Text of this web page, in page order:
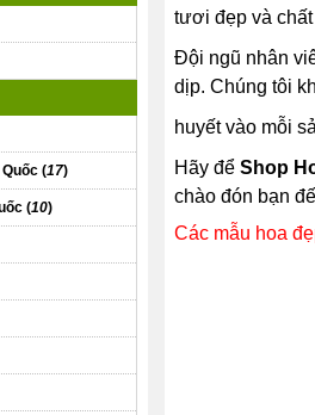
tươi đẹp và
Đội ngũ nhân
dịp. Chúng tôi
huyết vào mỗi
Hãy để Shop
chào đón bạn
Các mẫu hoa
(17)
(10)